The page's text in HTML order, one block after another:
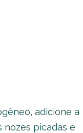
adicione a
nozes picadas e